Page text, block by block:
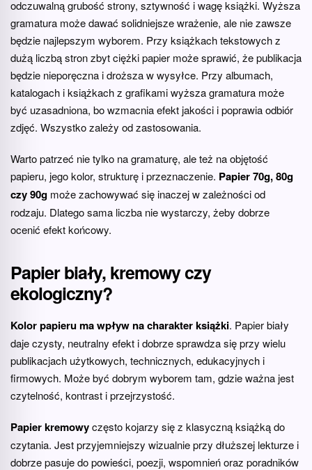
odczuwalną grubość strony, sztywność i wagę książki. Wyższa
gramatura może dawać solidniejsze wrażenie, ale nie zawsze
będzie najlepszym wyborem. Przy książkach tekstowych z
dużą liczbą stron zbyt ciężki papier może sprawić, że publikacja
będzie nieporęczna i droższa w wysyłce. Przy albumach,
katalogach i książkach z grafikami wyższa gramatura może
być uzasadniona, bo wzmacnia efekt jakości i poprawia odbiór
zdjęć. Wszystko zależy od zastosowania.
Warto patrzeć nie tylko na gramaturę, ale też na objętość
papieru, jego kolor, strukturę i przeznaczenie. Papier 70g, 80g
czy 90g może zachowywać się inaczej w zależności od
rodzaju. Dlatego sama liczba nie wystarczy, żeby dobrze
ocenić efekt końcowy.
Papier biały, kremowy czy
ekologiczny?
Kolor papieru ma wpływ na charakter książki. Papier biały
daje czysty, neutralny efekt i dobrze sprawdza się przy wielu
publikacjach użytkowych, technicznych, edukacyjnych i
firmowych. Może być dobrym wyborem tam, gdzie ważna jest
czytelność, kontrast i przejrzystość.
Papier kremowyczęsto kojarzy się z klasyczną książką do
czytania. Jest przyjemniejszy wizualnie przy dłuższej lekturze i
dobrze pasuje do powieści, poezji, wspomnień oraz poradników